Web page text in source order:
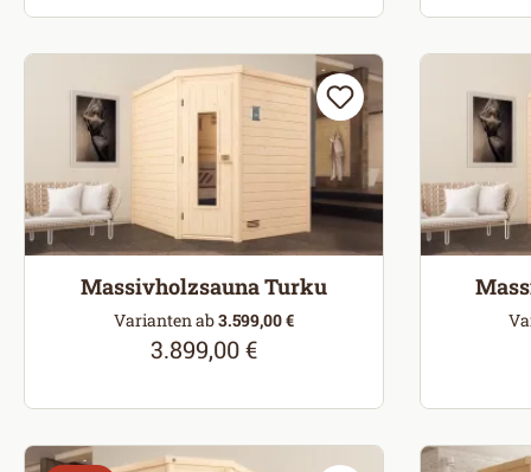
Massivholzsauna Turku
Varianten ab3.599,00 €
Regulärer Preis:
3.899,00 €